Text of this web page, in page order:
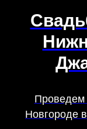
Проведем
Новгороде